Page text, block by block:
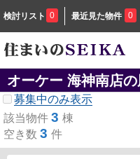
検討リスト 0 最近見た物件 0
オーケー 海神南店
募集中のみ表示
該当物件 3 棟
空き数 3 件